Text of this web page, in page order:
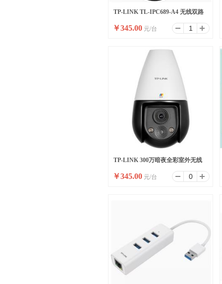
TP-LINK TL-IPC689-A4 无线双路
400万像素室外枪球联动全彩球机
￥345.00 元/台
TP-LINK 300万暗夜全彩室外无线
球机黑光高清防水TL-IPC636E-
￥345.00 元/台